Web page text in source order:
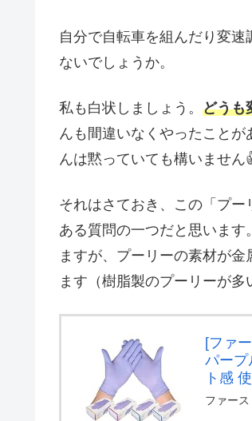
自分で自転車を組んだり変
ないでしょうか。
私も白状しましょう。 どうも
んも間違いなくやったこと
んは黙っていても構いません
それはさておき、この「プー
ある質問の一つだと思いま
ますが、プーリーの素材が
ます（樹脂製のプーリーが
[ファ
パープ
ト感
ファー